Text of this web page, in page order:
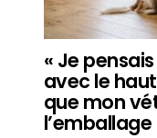
« Je
avec le
que mon